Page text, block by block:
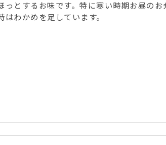
とするお味です。特に寒い時期お昼のお
わかめを足しています。